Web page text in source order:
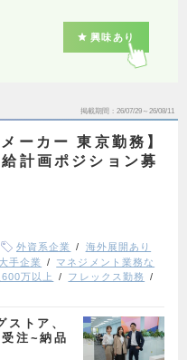
興味あり
掲載期間 26/07/29～26/08/11
ーカー 東京勤務】
計画ポジション募
外資系企業
海外展開あり
大手企業
マネジメント業務な
万以上
フレックス勤務
ストア、
注~納品